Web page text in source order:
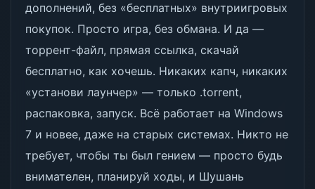
дополнений, без «бесплатных» внутриигровых
покупок. Просто игра, без обмана. И да —
торрент-файл, прямая ссылка, скачай
бесплатно, как хочешь. Никаких капч, никаких
«установи лаунчер» — только .torrent,
распаковка, запуск. Всё работает на Windows
7 и новее, даже на старых системах. Никто не
требует, чтобы ты был гением — просто будь
внимателен, планируй ходы, и Шушань